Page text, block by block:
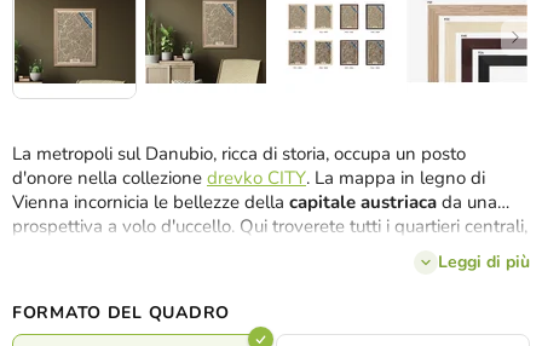
La metropoli sul Danubio, ricca di storia, occupa un posto
d'onore nella collezione drevko CITY. La mappa in legno di
Vienna incornicia le bellezze della capitale austriaca da una
prospettiva a volo d'uccello. Qui troverete tutti i quartieri centrali,
da Brigittenau, Alsergrund, Innere Stadt, Leopoldstadt,Leggi di più
FORMATO DEL QUADRO